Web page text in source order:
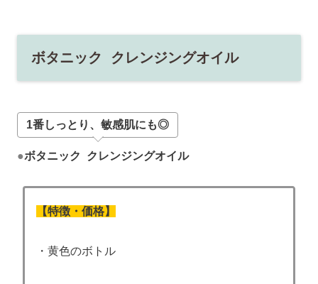
ボタニック クレンジングオイル
1番しっとり、敏感肌にも◎
●ボタニック クレンジングオイル
【特徴・価格】
・黄色のボトル